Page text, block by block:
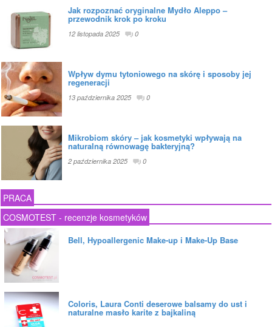
Jak rozpoznać oryginalne Mydło Aleppo –
przewodnik krok po kroku
12 listopada 2025 0
Wpływ dymu tytoniowego na skórę i sposoby jej
regeneracji
13 października 2025 0
Mikrobiom skóry – jak kosmetyki wpływają na
naturalną równowagę bakteryjną?
2 października 2025 0
PRACA
COSMOTEST - recenzje kosmetyków
Bell, Hypoallergenic Make-up i Make-Up Base
Coloris, Laura Conti deserowe balsamy do ust i
naturalne masło karite z bajkaliną